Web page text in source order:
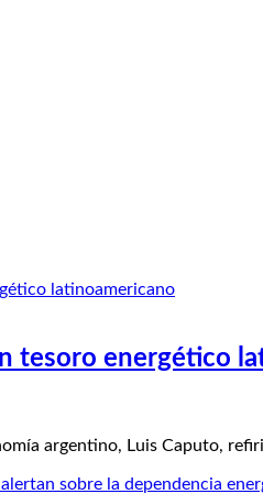
tesoro energético
argentino, Luis Caputo,